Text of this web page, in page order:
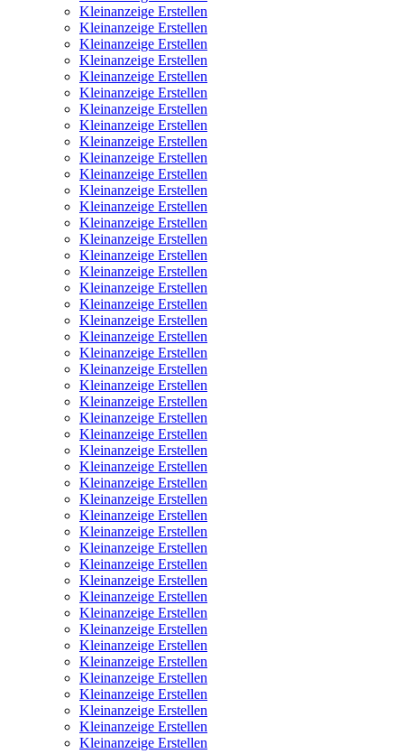
Kleinanzeige Erstellen
Kleinanzeige Erstellen
Kleinanzeige Erstellen
Kleinanzeige Erstellen
Kleinanzeige Erstellen
Kleinanzeige Erstellen
Kleinanzeige Erstellen
Kleinanzeige Erstellen
Kleinanzeige Erstellen
Kleinanzeige Erstellen
Kleinanzeige Erstellen
Kleinanzeige Erstellen
Kleinanzeige Erstellen
Kleinanzeige Erstellen
Kleinanzeige Erstellen
Kleinanzeige Erstellen
Kleinanzeige Erstellen
Kleinanzeige Erstellen
Kleinanzeige Erstellen
Kleinanzeige Erstellen
Kleinanzeige Erstellen
Kleinanzeige Erstellen
Kleinanzeige Erstellen
Kleinanzeige Erstellen
Kleinanzeige Erstellen
Kleinanzeige Erstellen
Kleinanzeige Erstellen
Kleinanzeige Erstellen
Kleinanzeige Erstellen
Kleinanzeige Erstellen
Kleinanzeige Erstellen
Kleinanzeige Erstellen
Kleinanzeige Erstellen
Kleinanzeige Erstellen
Kleinanzeige Erstellen
Kleinanzeige Erstellen
Kleinanzeige Erstellen
Kleinanzeige Erstellen
Kleinanzeige Erstellen
Kleinanzeige Erstellen
Kleinanzeige Erstellen
Kleinanzeige Erstellen
Kleinanzeige Erstellen
Kleinanzeige Erstellen
Kleinanzeige Erstellen
Kleinanzeige Erstellen